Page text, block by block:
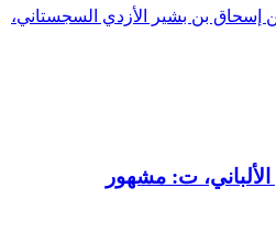
إسحاق بن بشير الأزدي السجستاني،
ت: مشهور